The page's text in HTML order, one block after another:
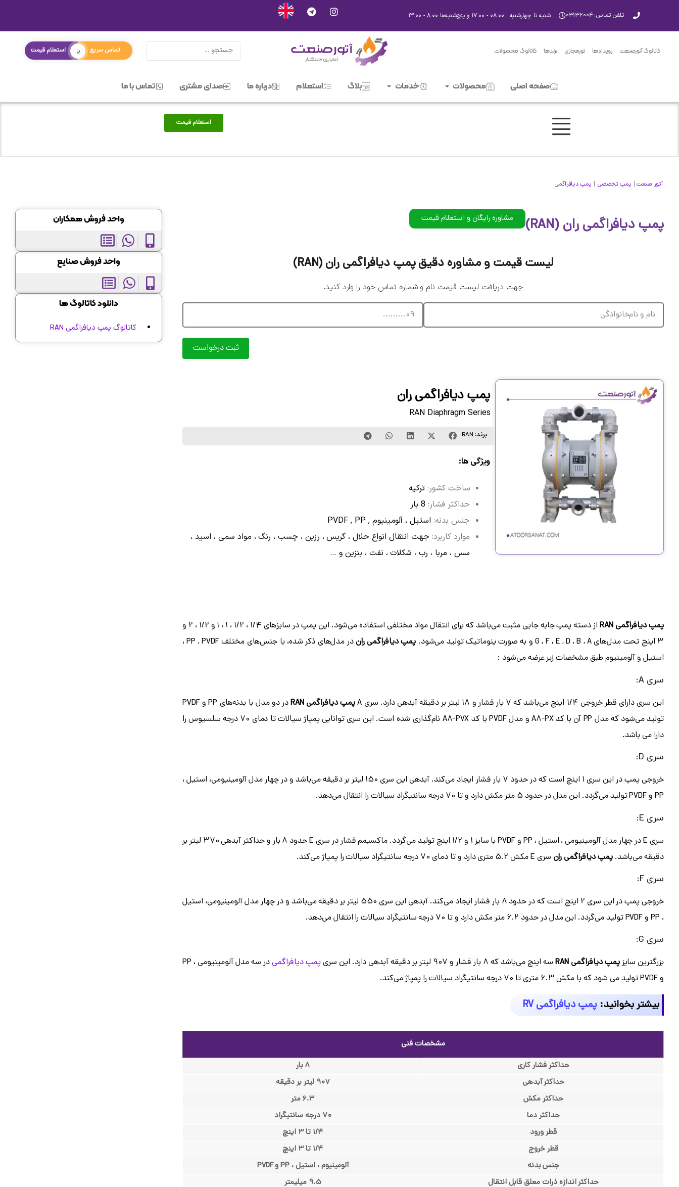
تلفن تماس: ۰۳۱۳۲۰۰۴ شنبه تا چهارشنبه : ۰۸:۰۰ - ۱۷:۰۰ و پنچ‌شنبه‌ها ۸:۰۰ - ۱۳:۰۰
کاتالوگ آتورصنعت رویدادها تورمجازی برندها کاتالوگ محصولات استعلام قیمت یا تماس سریع
صفحه اصلی محصولات خدمات بلاگ استعلام درباره ما صدای مشتری تماس با ما
استعلام قیمت
آتور صنعت| پمپ تخصصی | پمپ دیافراگمی
پمپ دیافراگمی ران (RAN) مشاوره رایگان و استعلام قیمت
لیست قیمت و مشاوره دقیق پمپ دیافراگمی ران (RAN)
جهت دریافت لیست قیمت نام و شماره تماس خود را وارد کنید.
ثبت درخواست
پمپ دیافراگمی ران
RAN Diaphragm Series
برند: RAN
ویژگی ها:
ساخت کشور: ترکیه
حداکثر فشار:
جنس بدنه: استیل ، آلومینیوم , PVDF , PP
موارد کاربرد: جهت انتقال انواع حلال ، گریس ، رزین ، چسب ، رنگ ، مواد سمی ، اسید ،
سس ، مربا ، رب ، شکلات ، نفت ، بنزین و …
پمپ دیافراگمی RAN
از دسته پمپ جابه جایی مثبت می‌باشد که برای انتقال مواد مختلفی استفاده می‌شود. این پمپ در سایز‌های 1/4 ، 1/2 ، 1 ، 1 و 1/2 ، 2 و
3 اینچ تحت مدل‌های G , F , E , D , B , A و به صورت پنوماتیک تولید می‌شود.
پمپ دیافراگمی ران
در مدل‌های ذکر شده، با جنس‌های مختلف PP , PVDF ،
استیل و آلومینیوم طبق مشخصات زیر عرضه می‌شود :
سری A:
این سری دارای قطر خروجی 1/4 اینچ می‌باشد که 7 بار فشار و 18 لیتر بر دقیقه آبدهی دارد. سری A پمپ دیافراگمی RAN
در دو مدل با بدنه‌های PP و PVDF
تولید می‌شود که مدل PP آن با کد A8-PX و مدل PVDF با کد A8-PVX نام‌گذاری شده است. این سری توانایی پمپاژ سیالات تا دمای 70 درجه سلسیوس را
دارا می باشد.
سری D:
خروجی پمپ در این سری 1 اینچ است که در حدود 7 بار فشار ایجاد می‌کند. آبدهی این سری 150 لیتر بر دقیقه می‌باشد و در چهار مدل آلومینیومی‌، استیل ،
PP و PVDF تولید می‌گردد. این مدل در حدود 5 متر مکش دارد و تا 70 درجه سانتیگراد سیالات را انتقال می‌دهد.
سری E:
سری E در چهار مدل آلومینیومی ، استیل ، PP و PVDF با سایز 1 و 1/2 اینچ تولید می‌گردد. ماکسیمم فشار در سری E حدود 8 بار و حداکثر آبدهی 370 لیتر بر
دقیقه می‌باشد.پمپ دیافراگمی ران سری E مکش 5.2 متری دارد و تا دمای 70 درجه سانتیگراد سیالات را پمپاژ می‌کند.
سری F:
خروجی پمپ در این سری 2 اینچ است که در حدود 8 بار فشار ایجاد می‌کند. آبدهی این سری 550 لیتر بر دقیقه می‌باشد و در چهار مدل آلومینیومی‌، استیل
، PP و PVDF تولید می‌گردد. این مدل
در حدود 6.2 متر مکش دارد و تا 70 درجه سانتیگراد سیالات را انتقال می‌دهد.
سری G:
بزرگترین سایزپمپ دیافراگمی RAN سه اینچ می‌باشد که 8 بار فشار و 907 لیتر بر دقیقه آبدهی دارد. این سری پمپ دیافراگمی
در سه مدل آلومینیومی ، PP
و PVDF تولید می شود که با مکش 6.3 متری تا 70 درجه سانتیگراد سیالات را پمپاژ می‌کند.
بیشتر بخوانید:پمپ دیافراگمی RV
مشخصات فنی
حداکثر فشار کاری
8 بار
حداکثر آبدهی
907 لیتر بر دقیقه
حداکثر مکش
6.3 متر
حداکثر دما
70 درجه سانتیگراد
قطر ورود
1/4 تا 3 اینچ
قطر خروج
1/4 تا 3 اینچ
جنس بدنه
آلومینیوم ، استیل ، PP و PVDF
حداکثر اندازه ذرات معلق قابل انتقال
9.5 میلیمتر
واحد فروش همکاران
واحد فروش صنایع
دانلود کاتالوگ ها
کاتالوگ پمپ دیافراگمی RAN